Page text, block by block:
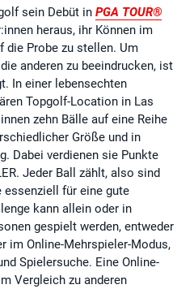
sein Debüt in PGA TOUR®
heraus, ihr Können im
die Probe zu stellen. Um
anderen zu beeindrucken, ist
In einer lebensechten
Topgolf-Location in Las
zehn Bälle auf eine Reihe
Größe und in
Dabei verdienen sie Punkte
Jeder Ball zählt, also sind
für eine gute
kann allein oder in
gespielt werden, entweder
im Online-Mehrspieler-Modus,
Spielersuche. Eine Online-
Vergleich zu anderen